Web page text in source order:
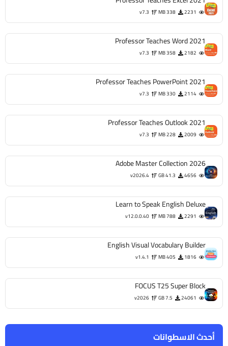
أحدث الاسطوانات
2231
338 MB
v7.3
Professor Teaches Word 2021
2182
358 MB
v7.3
Professor Teaches PowerPoint 2021
2114
330 MB
v7.3
Professor Teaches Outlook 2021
2009
228 MB
v7.3
Adobe Master Collection 2026
4656
41.3 GB
v2026.4
Learn to Speak English Deluxe
2291
788 MB
v12.0.0.40
English Visual Vocabulary Builder
1816
405 MB
v1.4.1
FOCUS T25 Super Block
24061
7.5 GB
v2026